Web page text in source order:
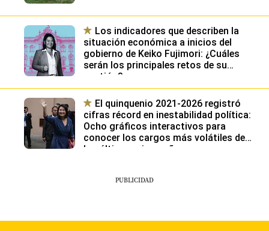
Los indicadores que describen la
situación económica a inicios del
gobierno de Keiko Fujimori: ¿Cuáles
serán los principales retos de su
gestión?
El quinquenio 2021-2026 registró
cifras récord en inestabilidad política:
Ocho gráficos interactivos para
conocer los cargos más volátiles de
los últimos cinco años